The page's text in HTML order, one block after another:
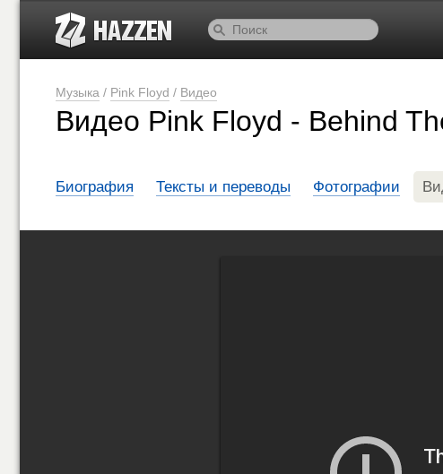
Музыка / Pink Floyd / Видео
Видео Pink Floyd - Behind
Биография Тексты и переводы Фотографии